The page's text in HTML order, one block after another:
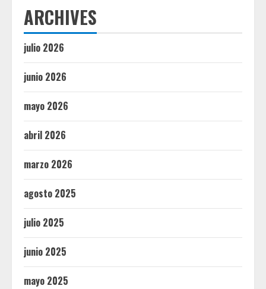
ARCHIVES
julio 2026
junio 2026
mayo 2026
abril 2026
marzo 2026
agosto 2025
julio 2025
junio 2025
mayo 2025